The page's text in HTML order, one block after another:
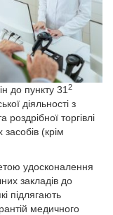
до пункту 31 2
діяльності з
роздрібної торгівлі
(крім
удосконалення
закладів до
підлягають
медичного